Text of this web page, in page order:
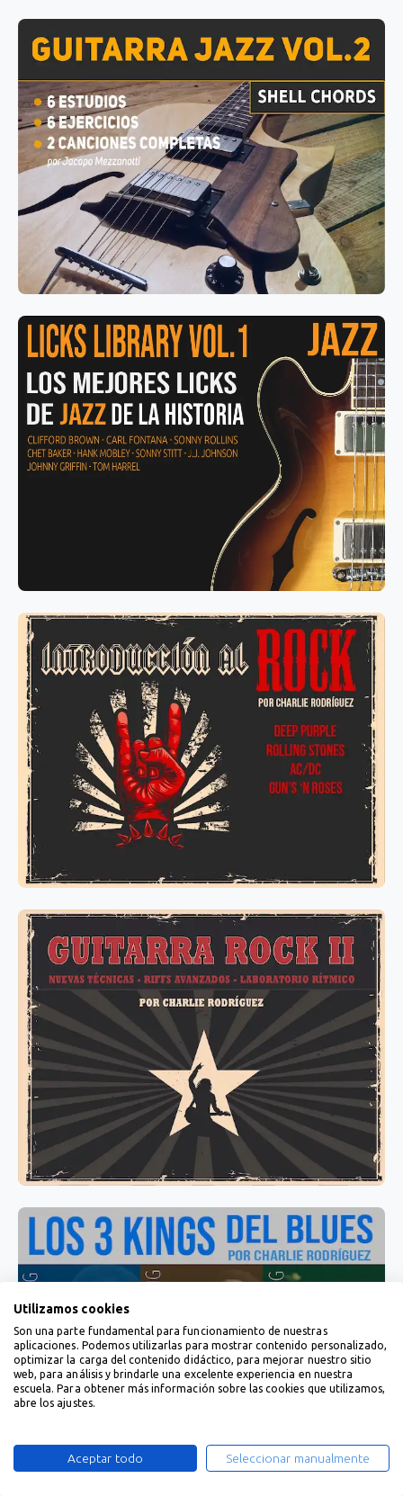
Utilizamos cookies
Son una parte fundamental para funcionamiento de nuestras
aplicaciones. Podemos utilizarlas para mostrar contenido personalizado,
optimizar la carga del contenido didáctico, para mejorar nuestro sitio
web, para análisis y brindarle una excelente experiencia en nuestra
escuela. Para obtener más información sobre las cookies que utilizamos,
abre los ajustes.
Aceptar todo Seleccionar manualmente